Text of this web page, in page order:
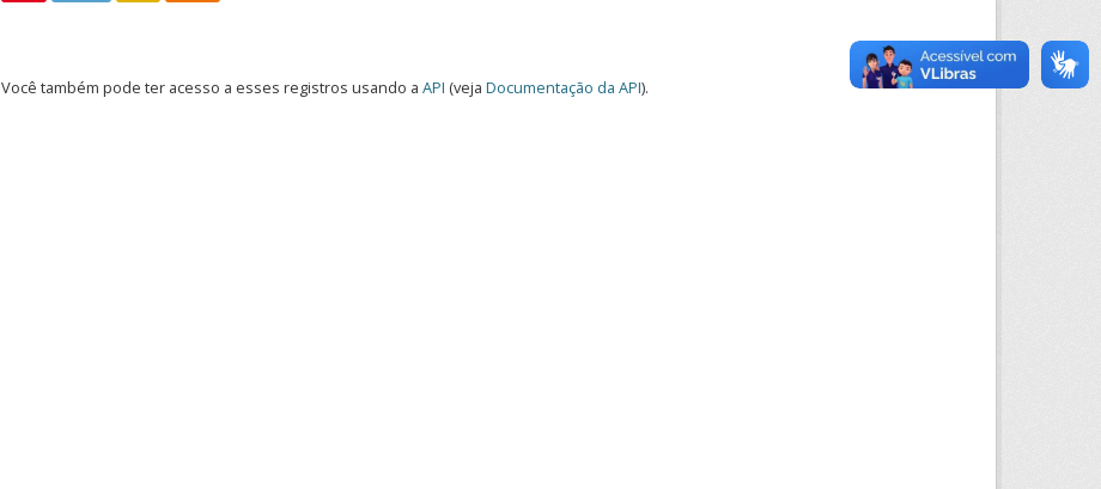
Você também pode ter acesso a esses registros usando a API (veja Documentação da API).